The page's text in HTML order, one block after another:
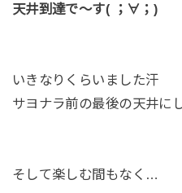
天井到達で～す( ；∀；)
いきなりくらいました汗
サヨナラ前の最後の天井に
そして楽しむ間もなく…